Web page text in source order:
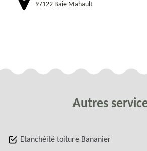
97122 Baie Mahault
Autres
Etanchéité toiture Bananier